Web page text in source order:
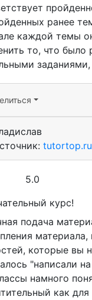
ранее
каждой темы
то, что было
tutortop.ru
5.0
курс!
подача
которые вы
"написали
намного
как